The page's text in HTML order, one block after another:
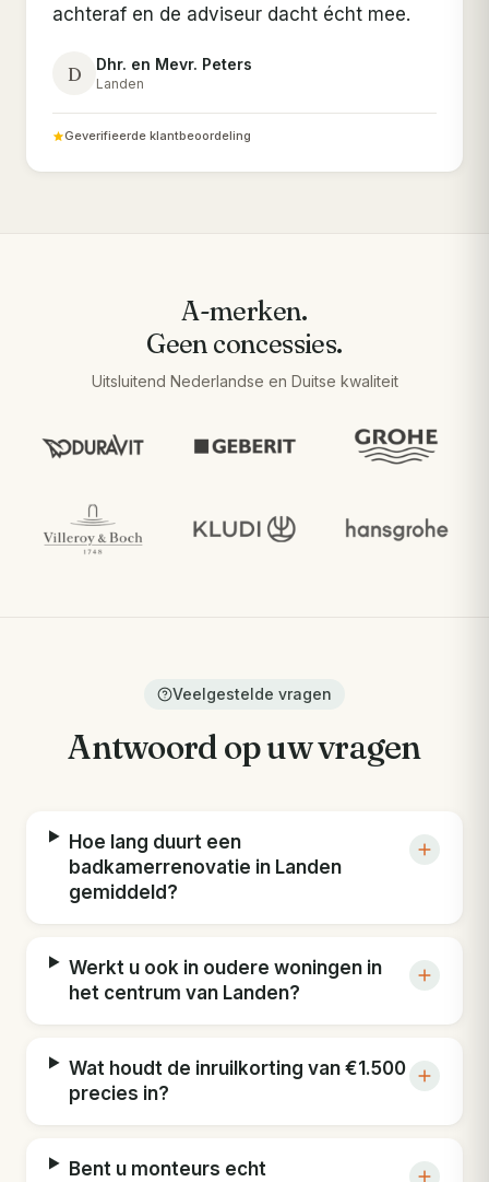
achteraf en de adviseur dacht écht mee.
D Dhr. en Mevr. Peters
Landen
Geverifieerde klantbeoordeling
A-merken.
Geen concessies.
Uitsluitend Nederlandse en Duitse kwaliteit
Veelgestelde vragen
Antwoord op uw vragen
Hoe lang duurt een
badkamerrenovatie in Landen
gemiddeld?
Werkt u ook in oudere woningen in
het centrum van Landen?
Wat houdt de inruilkorting van €1.500
precies in?
Bent u monteurs echt